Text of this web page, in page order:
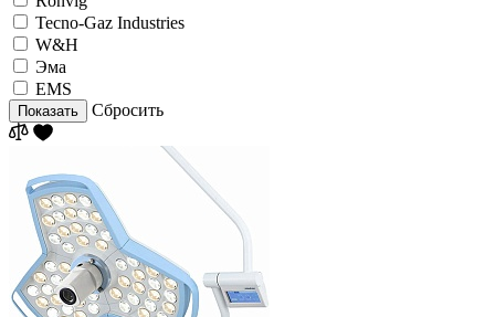
Tecno-Gaz Industries
W&H
Эма
EMS
Показать Сбросить